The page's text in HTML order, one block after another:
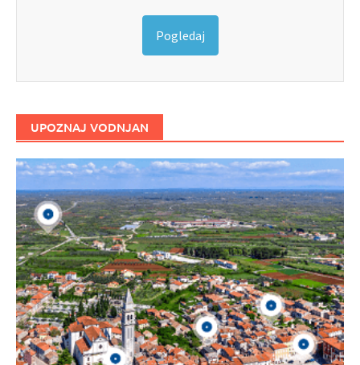
Pogledaj
UPOZNAJ VODNJAN